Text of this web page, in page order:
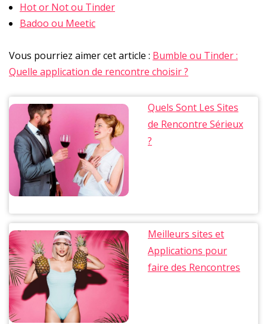
Hot or Not ou Tinder
Badoo ou Meetic
Vous pourriez aimer cet article : Bumble ou Tinder :
Quelle application de rencontre choisir ?
Quels Sont Les Sites
de Rencontre Sérieux
?
Meilleurs sites et
Applications pour
faire des Rencontres